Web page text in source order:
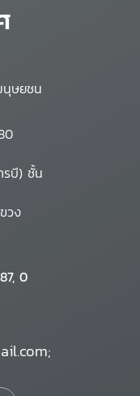
นุษยชน
รบี) ชั้น
วง
0